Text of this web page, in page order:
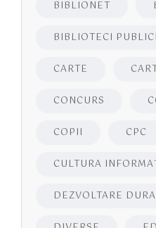
BIBLIONET
BIBLIOTECI
CARTE
CONCURS
COPII CPC
CULTURA
DEZVOLTARE